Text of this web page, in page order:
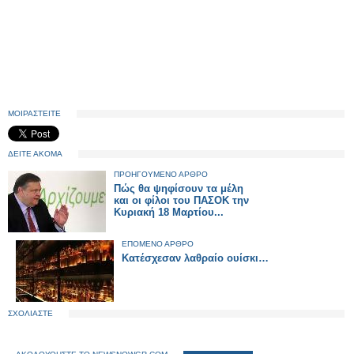
ΜΟΙΡΑΣΤΕΙΤΕ
ΔΕΙΤΕ ΑΚΟΜΑ
ΠΡΟΗΓΟΥΜΕΝΟ ΑΡΘΡΟ
Πώς θα ψηφίσουν τα μέλη
και οι φίλοι του ΠΑΣΟΚ την
Κυριακή 18 Μαρτίου...
ΕΠΟΜΕΝΟ ΑΡΘΡΟ
Κατέσχεσαν λαθραίο ουίσκι…
ΣΧΟΛΙΑΣΤΕ